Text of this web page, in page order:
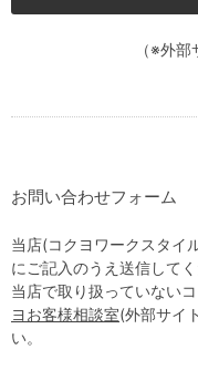
（※外
お問い合わせフォーム
当店(コクヨワークスタイ
にご記入のうえ送信してく
当店で取り扱っていない
ヨお客様相談室(外部サイ
い。